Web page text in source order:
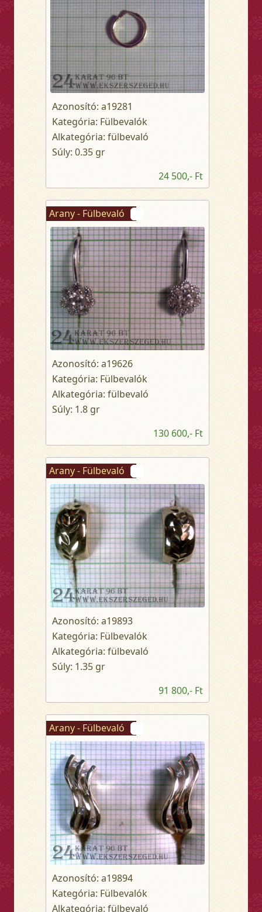
Azonosító: a19281
Kategória: Fülbevalók
Alkategória: fülbevaló
Súly: 0.35 gr
24 500,- Ft
Arany - Fülbevaló
Azonosító: a19626
Kategória: Fülbevalók
Alkategória: fülbevaló
Súly: 1.8 gr
130 600,- Ft
Arany - Fülbevaló
Azonosító: a19893
Kategória: Fülbevalók
Alkategória: fülbevaló
Súly: 1.35 gr
91 800,- Ft
Arany - Fülbevaló
Azonosító: a19894
Kategória: Fülbevalók
Alkategória: fülbevaló